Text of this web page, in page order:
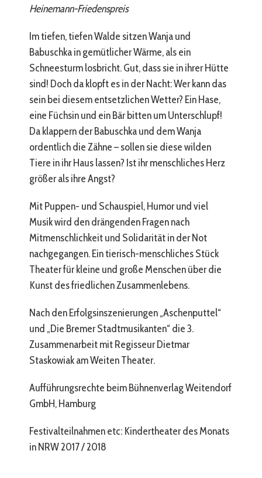
Heinemann-Friedenspreis
Im tiefen, tiefen Walde sitzen Wanja und
Babuschka in gemütlicher Wärme, als ein
Schneesturm losbricht. Gut, dass sie in ihrer Hütte
sind! Doch da klopft es in der Nacht: Wer kann das
sein bei diesem entsetzlichen Wetter? Ein Hase,
eine Füchsin und ein Bär bitten um Unterschlupf!
Da klappern der Babuschka und dem Wanja
ordentlich die Zähne – sollen sie diese wilden
Tiere in ihr Haus lassen? Ist ihr menschliches Herz
größer als ihre Angst?
Mit Puppen- und Schauspiel, Humor und viel
Musik wird den drängenden Fragen nach
Mitmenschlichkeit und Solidarität in der Not
nachgegangen. Ein tierisch-menschliches Stück
Theater für kleine und große Menschen über die
Kunst des friedlichen Zusammenlebens.
Nach den Erfolgsinszenierungen „Aschenputtel“
und „Die Bremer Stadtmusikanten“ die 3.
Zusammenarbeit mit Regisseur Dietmar
Staskowiak am Weiten Theater.
Aufführungsrechte beim Bühnenverlag Weitendorf
GmbH, Hamburg
Festivalteilnahmen etc: Kindertheater des Monats
in NRW 2017 / 2018